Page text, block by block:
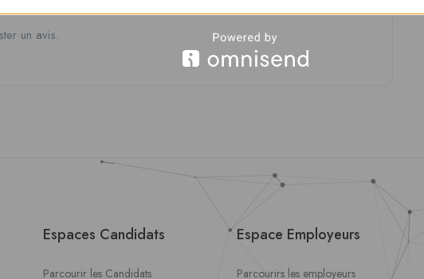
un avis.
Espaces Candidats
Parcourir les Candidats
Espace Employeurs
Parcourirs les employeurs